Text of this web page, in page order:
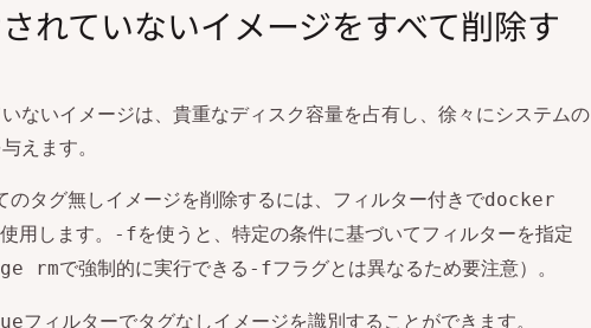
れていないイメージをすべて削除す
ないイメージは、貴重なディスク容量を占有し、徐々にシステムの
えます。
のタグ無しイメージを削除するには、フィルター付きでdocker
用します。 -fを使うと、特定の条件に基づいてフィルターを指定
rmで強制的に実行できる -fフラグとは異なるため要注意）。
フィルターでタグなしイメージを識別することができます。